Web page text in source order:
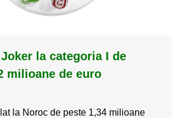
la categoria I de
milioane de euro
la Noroc de peste 1,34 milioane